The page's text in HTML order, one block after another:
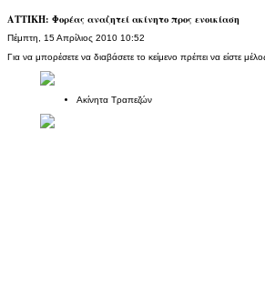
ΑΤΤΙΚΗ: Φορέας αναζητεί ακίνητο προς ενοικίαση
Πέμπτη, 15 Απρίλιος 2010 10:52
Για να μπορέσετε να διαβάσετε το κείμενο πρέπει να είστε
Ακίνητα Τραπεζών